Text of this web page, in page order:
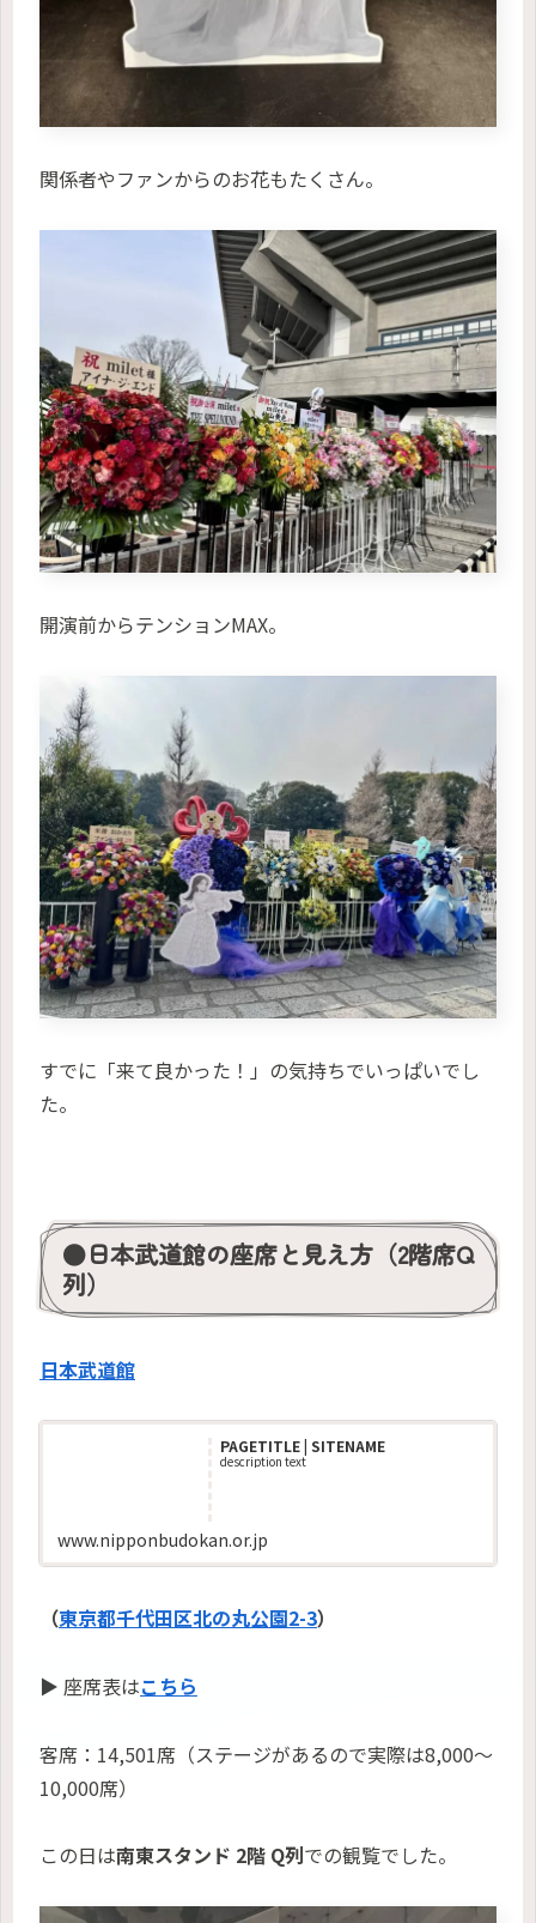
関係者やファンからのお花もたくさん。
開演前からテンションMAX。
すでに「来て良かった！」の気持ちでいっぱいでし
た。
●日本武道館の座席と見え方（2階席Q
列）
日本武道館
PAGETITLE | SITENAME
description text
www.nipponbudokan.or.jp
（東京都千代田区北の丸公園2-3）
▶ 座席表はこちら
客席：14,501席（ステージがあるので実際は8,000〜
10,000席）
この日は南東スタンド 2階 Q列での観覧でした。